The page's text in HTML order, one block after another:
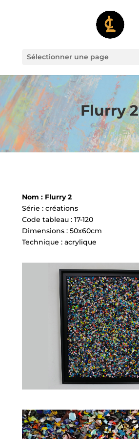
Sélectionner une page
Flurry 2
Nom : Flurry 2
Série : créations
Code tableau : 17-120
Dimensions : 50x60cm
Technique : acrylique